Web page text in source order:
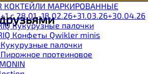
КОКТЕЙЛИ МАРКИРОВАННЫЕ
с 28.01.-18.02.26+31.03.26+30.04.26
Кукурузные палочки
Конфеты Qwikler minis
Кукурузные палочки
Пирожное протеиновое